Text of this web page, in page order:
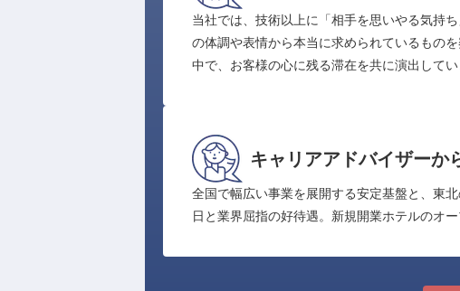
当社では、技術以上に「相手を思いやる気持
の体調や表情から本当に求められているもの
中で、お客様の心に残る滞在を共に演出してい
キャリアアドバイザーか
全国で幅広い事業を展開する安定基盤と、東
日と業界屈指の好待遇。新規開業ホテルのオ